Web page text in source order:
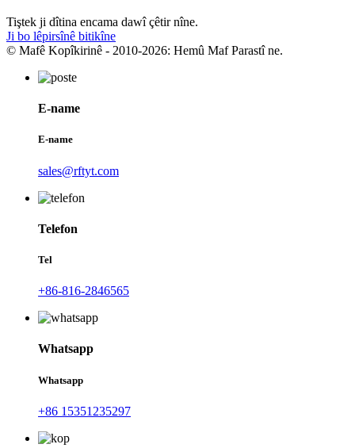
Tiştek ji dîtina encama dawî çêtir nîne.
Ji bo lêpirsînê bitikîne
© Mafê Kopîkirinê - 2010-2026: Hemû Maf Parastî ne.
E-name
E-name
sales@rftyt.com
Telefon
Tel
+86-816-2846565
Whatsapp
Whatsapp
+86 15351235297